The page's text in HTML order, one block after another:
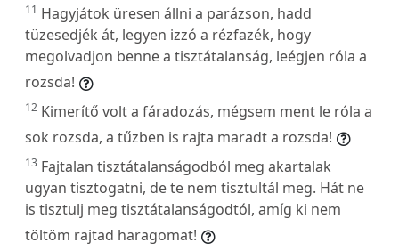
11 Hagyjátok üresen állni a parázson, hadd
tüzesedjék át, legyen izzó a rézfazék, hogy
megolvadjon benne a tisztátalanság, leégjen róla a
rozsda!
12 Kimerítő volt a fáradozás, mégsem ment le róla a
sok rozsda, a tűzben is rajta maradt a rozsda!
13 Fajtalan tisztátalanságodból meg akartalak
ugyan tisztogatni, de te nem tisztultál meg. Hát ne
is tisztulj meg tisztátalanságodtól, amíg ki nem
töltöm rajtad haragomat!